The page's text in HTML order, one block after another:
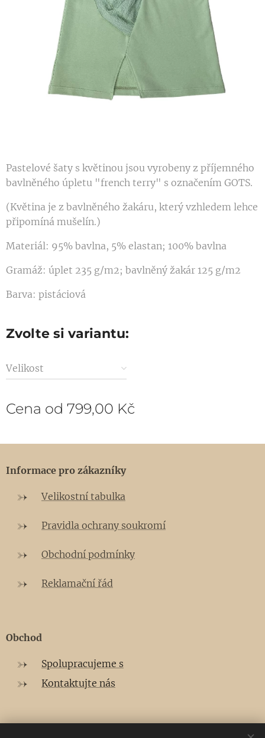
Pastelové šaty s květinou jsou vyrobeny z příjemného
bavlněného úpletu "french terry" s označením GOTS.
(Květina je z bavlněného žakáru, který vzhledem lehce
připomíná mušelín.)
Materiál: 95% bavlna, 5% elastan; 100% bavlna
Gramáž: úplet 235 g/m2; bavlněný žakár 125 g/m2
Barva: pistáciová
Zvolte si variantu:
Velikost
Cena od 799,00 Kč
Informace pro zákazníky
Velikostní tabulka
Pravidla ochrany soukromí
Obchodní podmínky
Reklamační řád
Obchod
Spolupracujeme s
Kontaktujte nás